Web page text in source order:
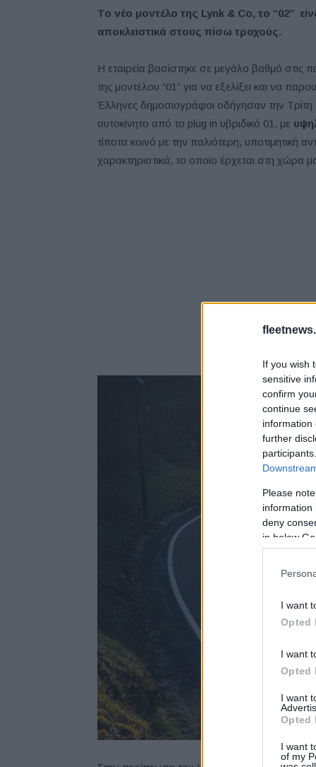
If you wish
sensitive
confirm
continue
information
further
Please
information
deny
in below
I want
Opted
I want
Opted
I want
Opted
I want
of my
Το νέο μοντέλο της Lynk & Co, το “02”
αποκλειστικά στους πίσω τροχούς.
Η εταιρεία βασίστηκε σε μεγάλο βαθμό στις
της μοντέλου “01” για να εξελίξει και να
Έλληνες δημοσιογράφοι οδήγησαν την
αυτοκίνητο από το plug in υβριδικό 01, με
τίποτα κοινό με την παλιότερη, υποτιμητική
χαρακτηριστικά, το οποίο έρχεται στη χώρα